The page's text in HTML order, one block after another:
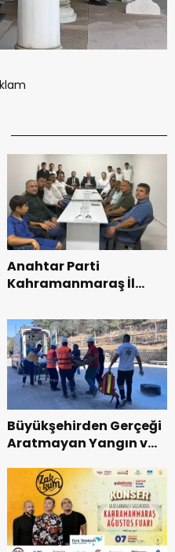
Anahtar Parti
Kahramanmaraş İl
Teşkilatı ile buluştu.
Büyükşehirden Gerçeği
Aratmayan Yangın ve